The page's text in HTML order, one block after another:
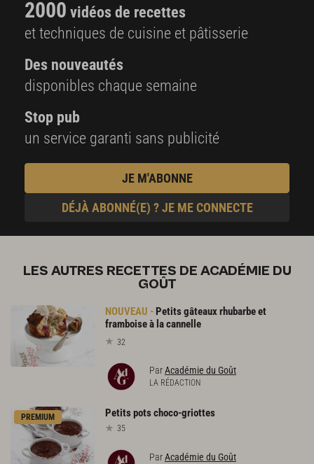
2000 vidéos de recettes
et techniques de cuisine et pâtisserie
Des nouveautés
disponibles chaque semaine
Stop pub
un service garanti sans publicité
JE M'ABONNE
DÉJÀ ABONNÉ(E) ? JE ME CONNECTE
LES AUTRES RECETTES DE ACADÉMIE DU
GOÛT
Petits gâteaux rhubarbe et
framboise à la cannelle
32
ParAcadémie du Goût
LA RÉDACTION
PREMIUM Petitspotschoco-griottes
35
ParAcadémie du Goût